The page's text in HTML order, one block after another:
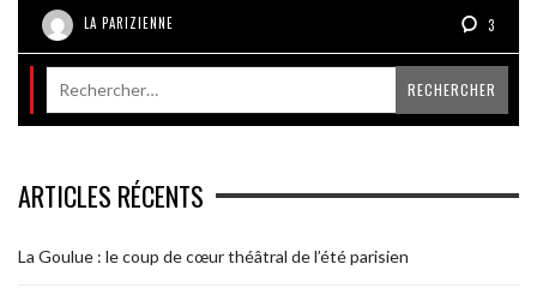
LA PARIZIENNE 3
ARTICLES RÉCENTS
La Goulue : le coup de cœur théâtral de l’été parisien